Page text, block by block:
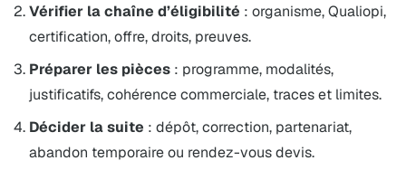
Vérifier la chaîne d’éligibilité : organisme, Qualiopi,
certification, offre, droits, preuves.
Préparer les pièces : programme, modalités,
justificatifs, cohérence commerciale, traces et limites.
Décider la suite : dépôt, correction, partenariat,
abandon temporaire ou rendez-vous devis.